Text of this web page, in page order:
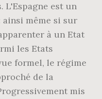
L'Espagne est un
même si sur
à un Etat
les Etats
formel, le régime
de la
mis